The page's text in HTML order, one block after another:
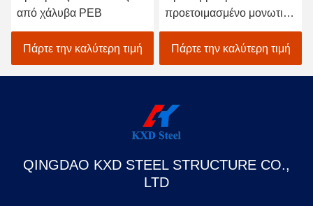
από χάλυβα PEB
Πάρτε την καλύτερη τιμή
προετοιμασμένο μονωτικό
μεταλλικό δοχείο Σπίτια
χάλυβα δομικό κτίριο
Πάρτε την καλύτερη τιμή
QINGDAO KXD STEEL STRUCTURE CO.,
LTD